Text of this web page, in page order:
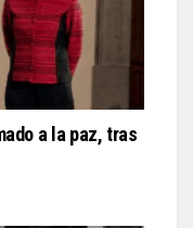
a la paz, tras